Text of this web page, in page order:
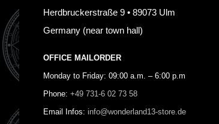
Herdbruckerstraße 9 • 89073 Ulm
Germany (near town hall)
OFFICE MAILORDER
Monday to Friday: 09:00 a.m. – 6:00 p.m
Phone: +49 731-6 02 73 58
Email Infos: info@wonderland13-store.de